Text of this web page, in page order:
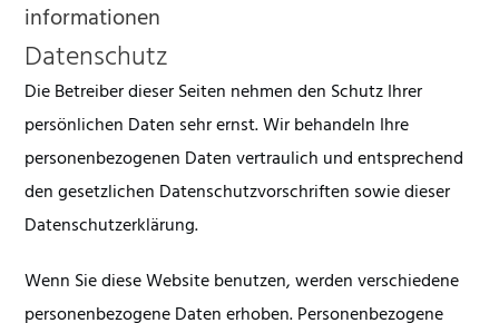
informationen
Datenschutz
Die Betreiber dieser Seiten nehmen den Schutz Ihrer
persönlichen Daten sehr ernst. Wir behandeln Ihre
personenbezogenen Daten vertraulich und entsprechend
den gesetzlichen Datenschutzvorschriften sowie dieser
Datenschutzerklärung.
Wenn Sie diese Website benutzen, werden verschiedene
personenbezogene Daten erhoben. Personenbezogene